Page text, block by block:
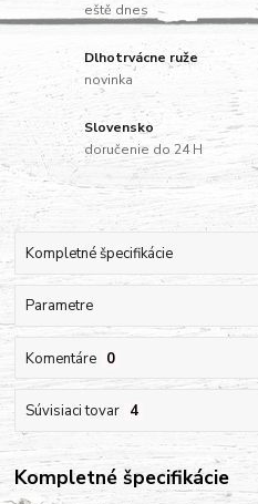
eště dnes
Dlhotrvácne ruže
novinka
Slovensko
doručenie do 24 H
Kompletné špecifikácie
Parametre
Komentáre 0
Súvisiaci tovar 4
Kompletné špecifikácie